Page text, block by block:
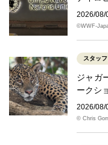
2026/08/
©WWF-
スタッ
ジャガ
ークシ
2026/08/
© Chris